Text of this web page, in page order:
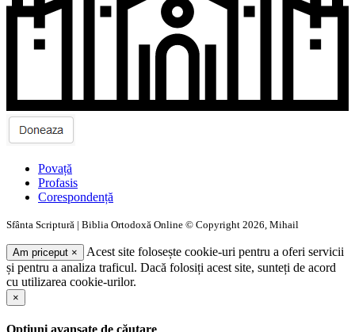
Povață
Profasis
Corespondență
Sfânta Scriptură | Biblia Ortodoxă Online © Copyright 2026, Mihail
Am priceput ×
Acest site folosește cookie-uri pentru a oferi servicii
și pentru a analiza traficul. Dacă folosiți acest site, sunteți de acord
cu utilizarea cookie-urilor.
×